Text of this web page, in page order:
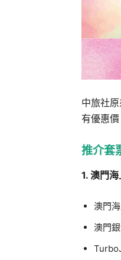
中旅社
有優惠
推介套
1. 澳門
澳門
澳門